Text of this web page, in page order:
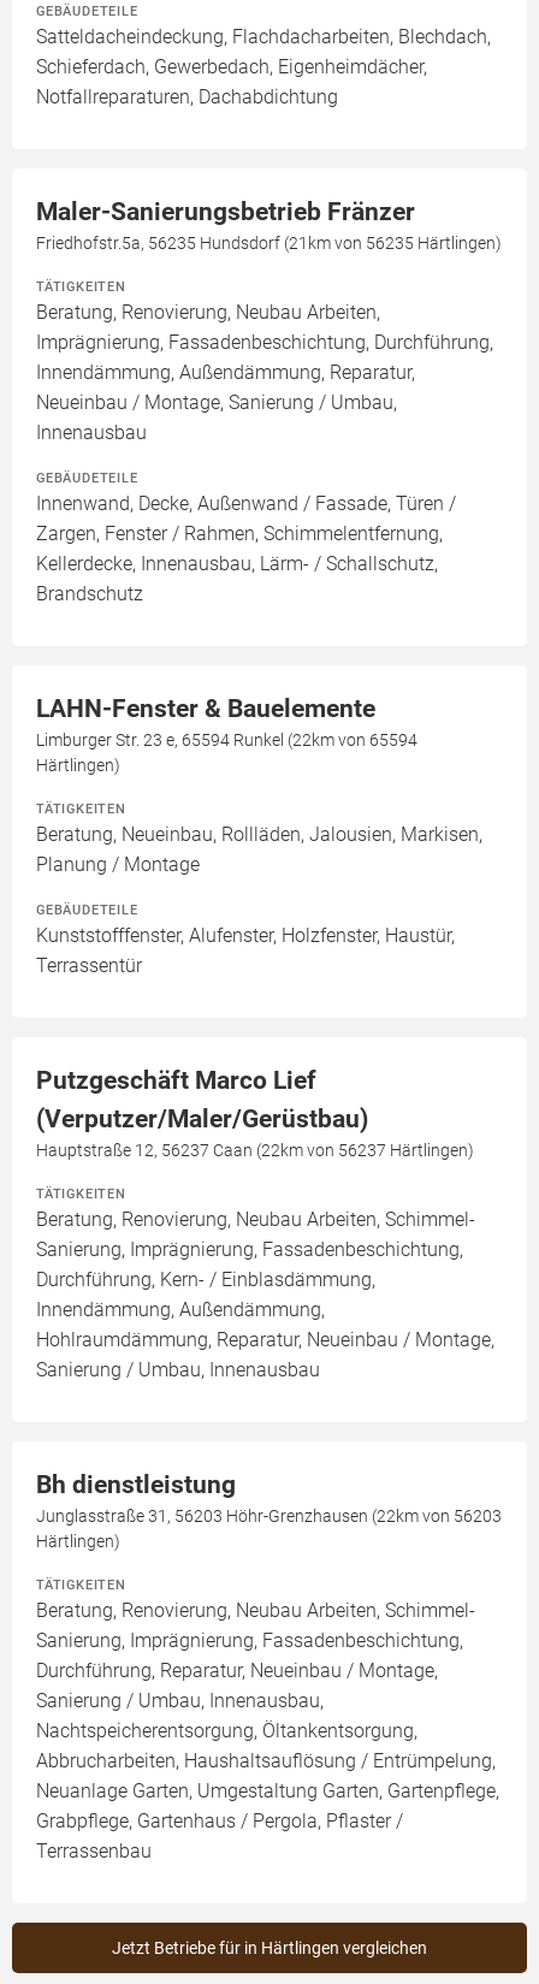
GEBÄUDETEILE
Satteldacheindeckung, Flachdacharbeiten, Blechdach,
Schieferdach, Gewerbedach, Eigenheimdächer,
Notfallreparaturen, Dachabdichtung
Maler-Sanierungsbetrieb Fränzer
Friedhofstr.5a, 56235 Hundsdorf (21km von 56235 Härtlingen)
TÄTIGKEITEN
Beratung, Renovierung, Neubau Arbeiten,
Imprägnierung, Fassadenbeschichtung, Durchführung,
Innendämmung, Außendämmung, Reparatur,
Neueinbau / Montage, Sanierung / Umbau,
Innenausbau
GEBÄUDETEILE
Innenwand, Decke, Außenwand / Fassade, Türen /
Zargen, Fenster / Rahmen, Schimmelentfernung,
Kellerdecke, Innenausbau, Lärm- / Schallschutz,
Brandschutz
LAHN-Fenster & Bauelemente
Limburger Str. 23 e, 65594 Runkel (22km von 65594
Härtlingen)
TÄTIGKEITEN
Beratung, Neueinbau, Rollläden, Jalousien, Markisen,
Planung / Montage
GEBÄUDETEILE
Kunststofffenster, Alufenster, Holzfenster, Haustür,
Terrassentür
Putzgeschäft Marco Lief
(Verputzer/Maler/Gerüstbau)
Hauptstraße 12, 56237 Caan (22km von 56237 Härtlingen)
TÄTIGKEITEN
Beratung, Renovierung, Neubau Arbeiten, Schimmel-
Sanierung, Imprägnierung, Fassadenbeschichtung,
Durchführung, Kern- / Einblasdämmung,
Innendämmung, Außendämmung,
Hohlraumdämmung, Reparatur, Neueinbau / Montage,
Sanierung / Umbau, Innenausbau
Bh dienstleistung
Junglasstraße 31, 56203 Höhr-Grenzhausen (22km von 56203
Härtlingen)
TÄTIGKEITEN
Beratung, Renovierung, Neubau Arbeiten, Schimmel-
Sanierung, Imprägnierung, Fassadenbeschichtung,
Durchführung, Reparatur, Neueinbau / Montage,
Sanierung / Umbau, Innenausbau,
Nachtspeicherentsorgung, Öltankentsorgung,
Abbrucharbeiten, Haushaltsauflösung / Entrümpelung,
Neuanlage Garten, Umgestaltung Garten, Gartenpflege,
Grabpflege, Gartenhaus / Pergola, Pflaster /
Terrassenbau
Jetzt Betriebe für in Härtlingen vergleichen